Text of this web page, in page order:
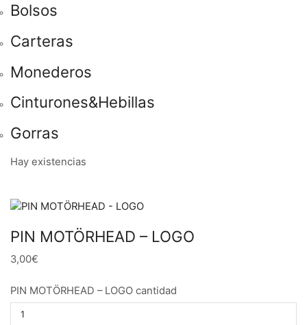
Bolsos
Carteras
Monederos
Cinturones&Hebillas
Gorras
Hay existencias
PIN MOTÖRHEAD – LOGO
3,00€
PIN MOTÖRHEAD – LOGO cantidad